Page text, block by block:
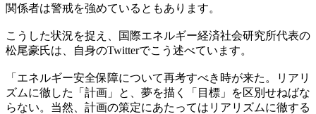
関係者は警戒を強めているともあります。
こうした状況を捉え、国際エネルギー経済社会研究所代表の
松尾豪氏は、自身のTwitterでこう述べています。
「エネルギー安全保障について再考すべき時が来た。リアリ
ズムに徹した「計画」と、夢を描く「目標」を区別せねばな
らない。当然、計画の策定にあたってはリアリズムに徹する